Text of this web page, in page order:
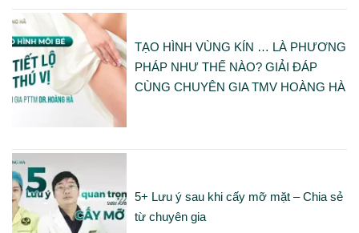
TẠO HÌNH VÙNG KÍN … LÀ PHƯƠNG
PHÁP NHƯ THẾ NÀO? GIẢI ĐÁP
CÙNG CHUYÊN GIA TMV HOÀNG HÀ
5+ Lưu ý sau khi cấy mỡ mặt – Chia sẻ
từ chuyên gia